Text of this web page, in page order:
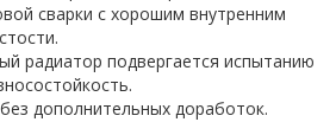
сварки с хорошим внутренним
радиатор подвергается испытанию
дополнительных доработок.